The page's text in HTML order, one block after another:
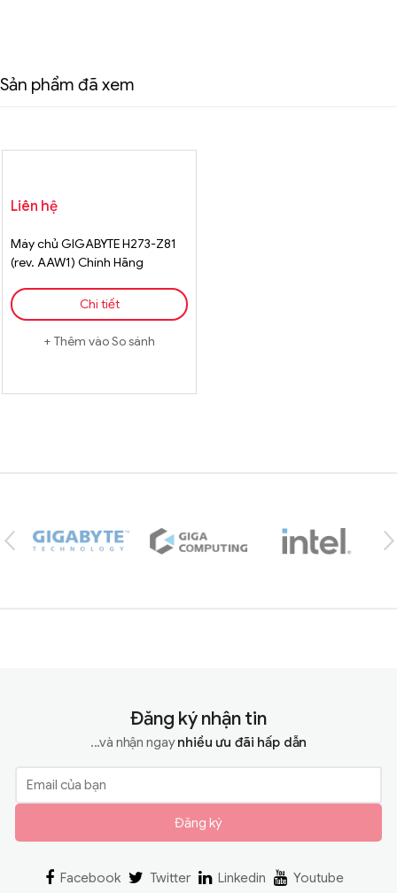
Sản phẩm đã xem
Liên hệ
Máy chủ GIGABYTE H273-Z81
(rev. AAW1) Chính Hãng
Chi tiết
Thêm vào So sánh
Đăng ký nhận tin
...và nhận ngaynhiều ưu đãi hấp dẫn
Đăng ký
Facebook Twitter Linkedin Youtube